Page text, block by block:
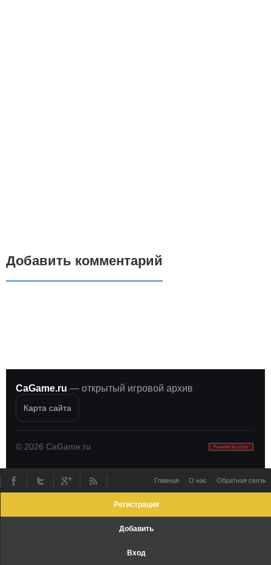
Добавить комментарий
CaGame.ru — открытый игровой архив
Карта сайта
© 2026 CaGame.ru
Главная О нас Обратная связь
Регистрация
Добавить
Вход